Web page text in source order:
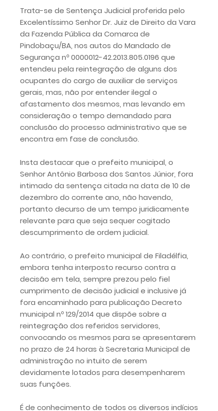
Trata-se de Sentença Judicial proferida pelo
Excelentíssimo Senhor Dr. Juiz de Direito da Vara
da Fazenda Pública da Comarca de
Pindobaçu/BA, nos autos do Mandado de
Segurança nº 0000012-42.2013.805.0196 que
entendeu pela reintegração de alguns dos
ocupantes do cargo de auxiliar de serviços
gerais, mas, não por entender ilegal o
afastamento dos mesmos, mas levando em
consideração o tempo demandado para
conclusão do processo administrativo que se
encontra em fase de conclusão.
Insta destacar que o prefeito municipal, o
Senhor Antônio Barbosa dos Santos Júnior, fora
intimado da sentença citada na data de 10 de
dezembro do corrente ano, não havendo,
portanto decurso de um tempo juridicamente
relevante para que seja sequer cogitado
descumprimento de ordem judicial.
Ao contrário, o prefeito municipal de Filadélfia,
embora tenha interposto recurso contra a
decisão em tela, sempre prezou pelo fiel
cumprimento de decisão judicial e inclusive já
fora encaminhado para publicação Decreto
municipal nº 129/2014 que dispõe sobre a
reintegração dos referidos servidores,
convocando os mesmos para se apresentarem
no prazo de 24 horas à Secretaria Municipal de
administração no intuito de serem
devidamente lotados para desempenharem
suas funções.
É de conhecimento de todos os diversos indícios